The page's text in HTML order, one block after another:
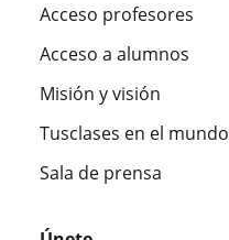
Acceso profesores
Acceso a alumnos
Misión y visión
Tusclases en el mundo
Sala de prensa